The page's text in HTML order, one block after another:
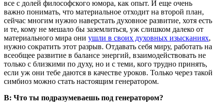
все с долей философского юмора, как опыт. И еще очень
важно понимать, что материальное отходит на второй план,
сейчас многим нужно наверстать духовное развитие, хотя есть
и те, кому не мешало бы заземлиться, уж слишком далеко от
материального мира они ушли в своих духовных изысканиях,
нужно сократить этот разрыв. Отдавать себя миру, работать на
всеобщее развитие в балансе энергий, взаимодействовать не
только с близкими по духу, но и с теми, кого трудно принять,
если уж они тебе даются в качестве уроков. Только через такой
симбиоз можно стать настоящим генератором.
В: Что ты подразумеваешь под генератором?